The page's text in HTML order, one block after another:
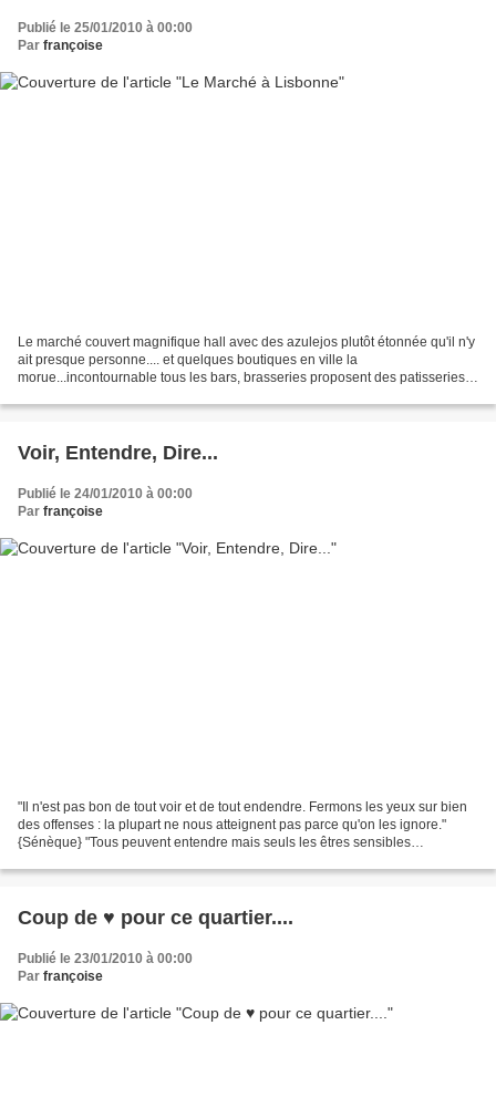
Publié le 25/01/2010 à 00:00
Par françoise
Le marché couvert magnifique hall avec des azulejos plutôt étonnée qu'il n'y
ait presque personne.... et quelques boutiques en ville la
morue...incontournable tous les bars, brasseries proposent des patisseries
Voir, Entendre, Dire...
Publié le 24/01/2010 à 00:00
Par françoise
"Il n'est pas bon de tout voir et de tout endendre. Fermons les yeux sur bien
des offenses : la plupart ne nous atteignent pas parce qu'on les ignore."
{Sénèque} "Tous peuvent entendre mais seuls les êtres sensibles
Coup de ♥ pour ce quartier....
Publié le 23/01/2010 à 00:00
Par françoise